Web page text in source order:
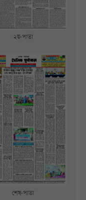
২য়-পাতা
শেষ-পাতা